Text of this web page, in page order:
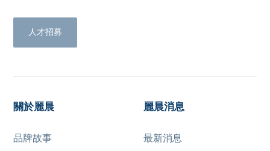
人才招募
關於麗晨
品牌故事
麗晨消息
最新消息